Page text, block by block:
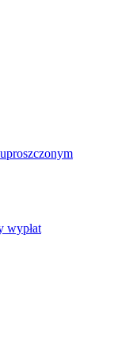
wypłat